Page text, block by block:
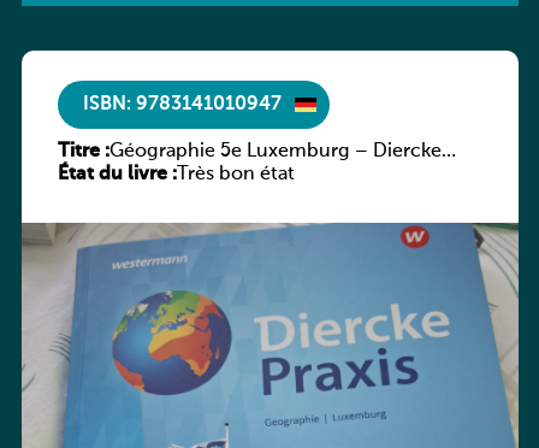
ISBN: 9783141010947
Titre :Géographie 5e Luxemburg – Diercke
Praxis
État du livre :Très bon état